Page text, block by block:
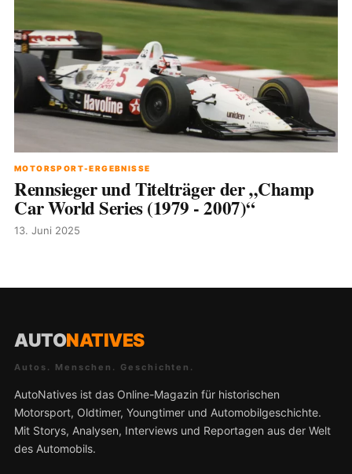
MOTORSPORT-ERGEBNISSE
Rennsieger und Titelträger der „Champ
Car World Series (1979 - 2007)“
13. Juni 2025
AUTONATIVES
Autos. Menschen. Geschichten.
AutoNatives ist das Online-Magazin für historischen
Motorsport, Oldtimer, Youngtimer und Automobilgeschichte.
Mit Storys, Analysen, Interviews und Reportagen aus der Welt
des Automobils.